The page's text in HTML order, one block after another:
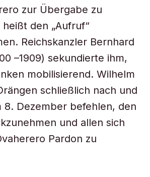
zur Übergabe zu
den „Aufruf“
Reichskanzler Bernhard
–1909) sekundierte ihm,
mobilisierend. Wilhelm
schließlich nach und
8. Dezember befehlen, den
und allen sich
Pardon zu